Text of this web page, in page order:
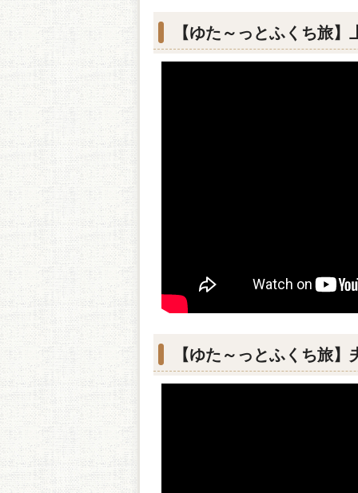
【ゆた～っとふくち旅】
【ゆた～っとふくち旅】